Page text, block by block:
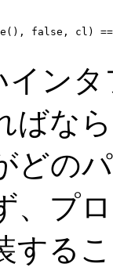
false, cl)
イン
ばな
どの
、プ
する